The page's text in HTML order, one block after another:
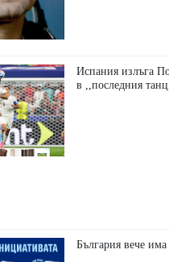
Испания излъга
в ,,последния
България вече има